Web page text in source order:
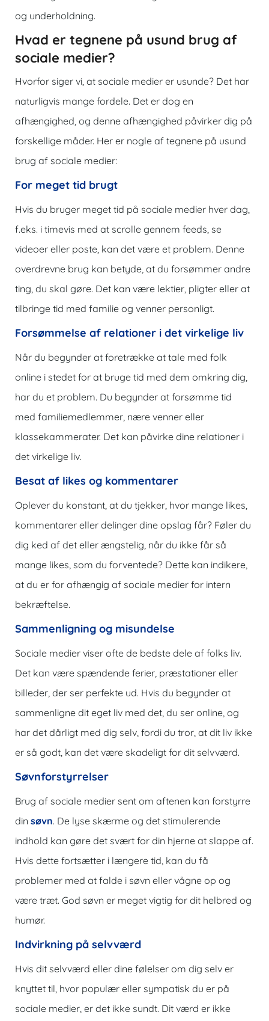
og underholdning.
Hvad er tegnene på usund brug af
sociale medier?
Hvorfor siger vi, at sociale medier er usunde? Det har
naturligvis mange fordele. Det er dog en
afhængighed, og denne afhængighed påvirker dig på
forskellige måder. Her er nogle af tegnene på usund
brug af sociale medier:
For meget tid brugt
Hvis du bruger meget tid på sociale medier hver dag,
f.eks. i timevis med at scrolle gennem feeds, se
videoer eller poste, kan det være et problem. Denne
overdrevne brug kan betyde, at du forsømmer andre
ting, du skal gøre. Det kan være lektier, pligter eller at
tilbringe tid med familie og venner personligt.
Forsømmelse af relationer i det virkelige liv
Når du begynder at foretrække at tale med folk
online i stedet for at bruge tid med dem omkring dig,
har du et problem. Du begynder at forsømme tid
med familiemedlemmer, nære venner eller
klassekammerater. Det kan påvirke dine relationer i
det virkelige liv.
Besat af likes og kommentarer
Oplever du konstant, at du tjekker, hvor mange likes,
kommentarer eller delinger dine opslag får? Føler du
dig ked af det eller ængstelig, når du ikke får så
mange likes, som du forventede? Dette kan indikere,
at du er for afhængig af sociale medier for intern
bekræftelse.
Sammenligning og misundelse
Sociale medier viser ofte de bedste dele af folks liv.
Det kan være spændende ferier, præstationer eller
billeder, der ser perfekte ud. Hvis du begynder at
sammenligne dit eget liv med det, du ser online, og
har det dårligt med dig selv, fordi du tror, ​​at dit liv ikke
er så godt, kan det være skadeligt for dit selvværd.
Søvnforstyrrelser
Brug af sociale medier sent om aftenen kan forstyrre
din søvn. De lyse skærme og det stimulerende
indhold kan gøre det svært for din hjerne at slappe af.
Hvis dette fortsætter i længere tid, kan du få
problemer med at falde i søvn eller vågne op og
være træt. God søvn er meget vigtig for dit helbred og
humør.
Indvirkning på selvværd
Hvis dit selvværd eller dine følelser om dig selv er
knyttet til, hvor populær eller sympatisk du er på
sociale medier, er det ikke sundt. Dit værd er ikke